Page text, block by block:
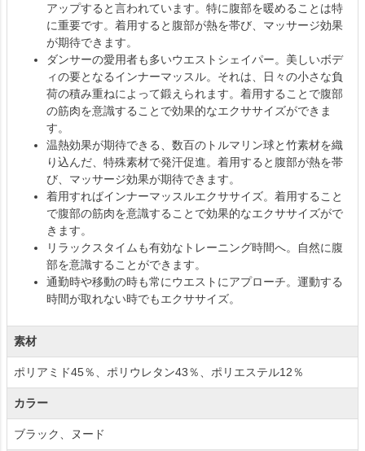
アップすると言われています。特に腹部を暖めることは特
に重要です。着用すると腹部が熱を帯び、マッサージ効果
が期待できます。
ダンサーの愛用者も多いウエストシェイパー。美しいボデ
ィの要となるインナーマッスル。それは、日々の小さな負
荷の積み重ねによって鍛えられます。着用することで腹部
の筋肉を意識することで効果的なエクササイズができま
す。
温熱効果が期待できる、数百のトルマリン球と竹素材を織
り込んだ、特殊素材で発汗促進。着用すると腹部が熱を帯
び、マッサージ効果が期待できます。
着用すればインナーマッスルエクササイズ。着用すること
で腹部の筋肉を意識することで効果的なエクササイズがで
きます。
リラックスタイムも有効なトレーニング時間へ。自然に腹
部を意識することができます。
通勤時や移動の時も常にウエストにアプローチ。運動する
時間が取れない時でもエクササイズ。
素材
ポリアミド45％、ポリウレタン43％、ポリエステル12％
カラー
ブラック、ヌード